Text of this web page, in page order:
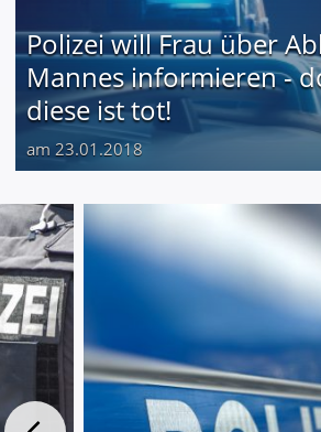
Polizei will Frau über
Mannes informieren -
diese ist tot!
am 23.01.2018